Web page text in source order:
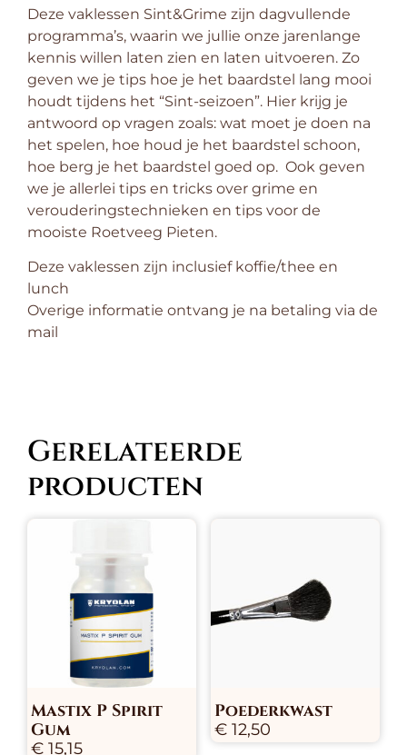
Deze vaklessen Sint&Grime zijn dagvullende
programma’s, waarin we jullie onze jarenlange
kennis willen laten zien en laten uitvoeren. Zo
geven we je tips hoe je het baardstel lang mooi
houdt tijdens het “Sint-seizoen”. Hier krijg je
antwoord op vragen zoals: wat moet je doen na
het spelen, hoe houd je het baardstel schoon,
hoe berg je het baardstel goed op. Ook geven
we je allerlei tips en tricks over grime en
verouderingstechnieken en tips voor de
mooiste Roetveeg Pieten.
Deze vaklessen zijn inclusief koffie/thee en
lunch
Overige informatie ontvang je na betaling via de
mail
Gerelateerde
producten
Mastix P Spirit
Gum
€ 15,15
Poederkwast
€12,50